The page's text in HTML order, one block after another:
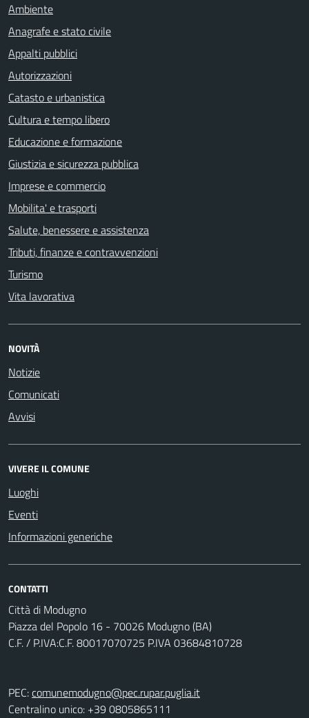
Ambiente
Anagrafe e stato civile
Appalti pubblici
Autorizzazioni
Catasto e urbanistica
Cultura e tempo libero
Educazione e formazione
Giustizia e sicurezza pubblica
Imprese e commercio
Mobilita' e trasporti
Salute, benessere e assistenza
Tributi, finanze e contravvenzioni
Turismo
Vita lavorativa
NOVITÀ
Notizie
Comunicati
Avvisi
VIVERE IL COMUNE
Luoghi
Eventi
Informazioni generiche
CONTATTI
Città di Modugno
Piazza del Popolo 16 - 70026 Modugno (BA)
C.F. / P.IVA:C.F. 80017070725 P.IVA 03684810728
PEC:comunemodugno@pec.rupar.puglia.it
Centralino unico: +39 0805865111